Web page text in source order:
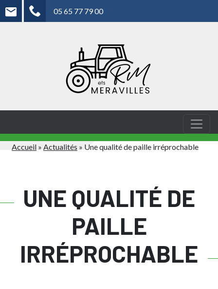
05 65 77 79 00
Accueil » Actualités » Une qualité de paille irréprochable
UNE QUALITÉ DE
PAILLE
IRRÉPROCHABLE